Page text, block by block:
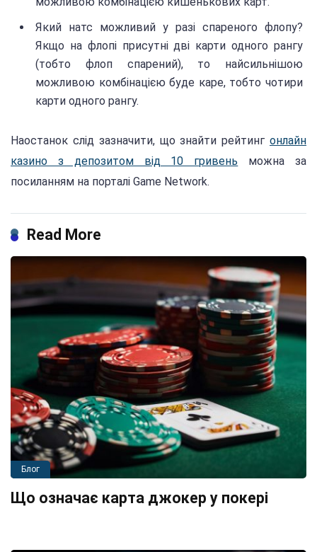
Який натс можливий у разі спареного флопу?
Якщо на флопі присутні дві карти одного рангу
(тобто флоп спарений), то найсильнішою
можливою комбінацією буде каре, тобто чотири
карти одного рангу.
Наостанок слід зазначити, що знайти рейтинг онлайн
казино з депозитом від 10 гривень можна за
посиланням на порталі Game Network.
Read More
Блог
Що означає карта джокер у покері